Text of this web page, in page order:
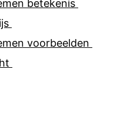
betekenis
voorbeelden